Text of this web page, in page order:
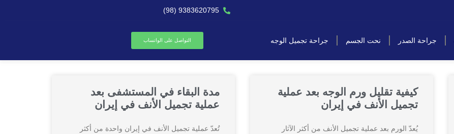
9383620795 (98)
جراحة الصدر نحت الجسم جراحة تجميل الوجه التواصل على الواتساب
كيفية تقليل ورم الوجه بعد عملية
تجميل الأنف في إيران
يُعدّ الورم بعد عملية تجميل الأنف من أكثر الآثار
مدة البقاء في المستشفى بعد
عملية تجميل الأنف في إيران
تُعدّ عملية تجميل الأنف في إيران واحدة من أكثر